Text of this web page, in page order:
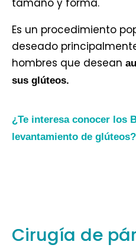
tamaño y forma.
Es un procedimiento
deseado
hombres que desean
sus glúteos.
¿Te interesa conocer los
levantamiento de
Cirugía de